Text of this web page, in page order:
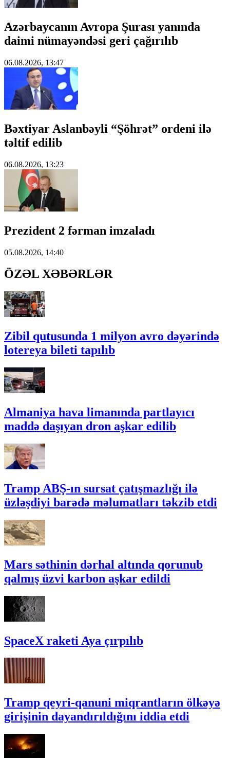
Azərbaycanın Avropa Şurası yanında
daimi nümayəndəsi geri çağırılıb
06.08.2026, 13:47
Bəxtiyar Aslanbəyli “Şöhrət” ordeni ilə
təltif edilib
06.08.2026, 13:23
Prezident 2 fərman imzaladı
05.08.2026, 14:40
ÖZƏL XƏBƏRLƏR
Zibil qutusunda 1 milyon avro dəyərində
lotereya bileti tapılıb
Almaniya hava limanında partlayıcı
maddə daşıyan dron aşkar edilib
Tramp ABŞ-ın sursat çatışmazlığı ilə
üzləşdiyi barədə məlumatları təkzib etdi
Mars səthinin dərhal altında qorunub
qalmış üzvi karbon aşkar edildi
SpaceX raketi Aya çırpılıb
Tramp qeyri-qanuni miqrantların ölkəyə
girişinin dayandırıldığını iddia etdi